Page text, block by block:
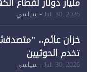
لـ"الطاقة المتجددة" (1)
Jul. 30, 2026- سياسي
خزان عائم..
تخدم الحوثيين
Jul. 30, 2026- سياسي